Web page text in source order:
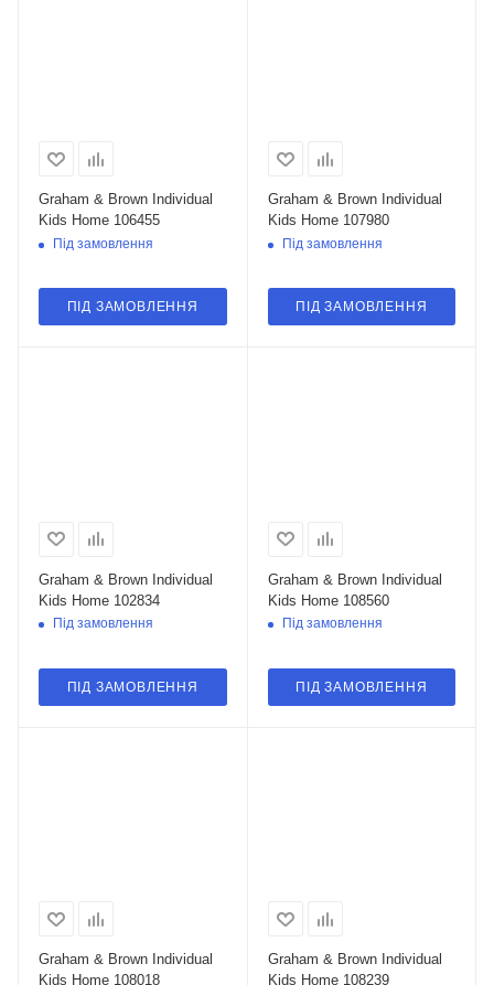
Graham & Brown Individual
Kids Home 106455
Під замовлення
ПІД ЗАМОВЛЕННЯ
Graham & Brown Individual
Kids Home 107980
Під замовлення
ПІД ЗАМОВЛЕННЯ
Graham & Brown Individual
Kids Home 102834
Під замовлення
ПІД ЗАМОВЛЕННЯ
Graham & Brown Individual
Kids Home 108560
Під замовлення
ПІД ЗАМОВЛЕННЯ
Graham & Brown Individual
Kids Home 108018
Graham & Brown Individual
Kids Home 108239